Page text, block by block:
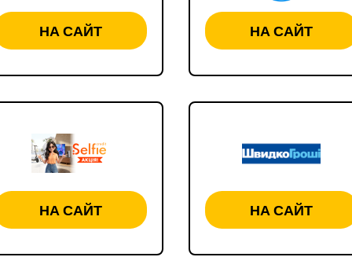
НА САЙТ НА САЙТ
НА САЙТ НА САЙТ